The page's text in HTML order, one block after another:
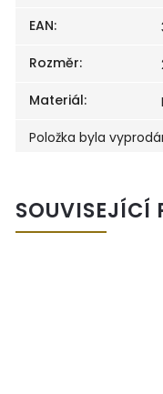
EAN:
Rozměr:
Materiál:
Položka byla
SOUVISEJÍCÍ